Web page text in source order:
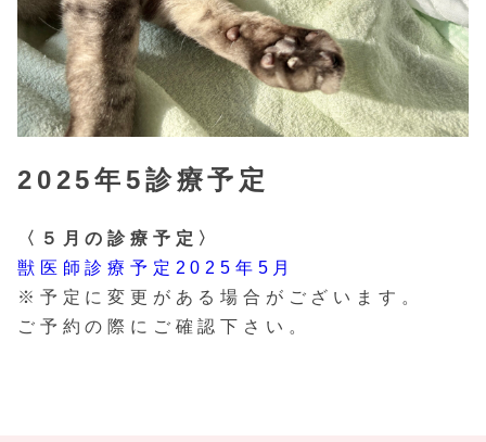
2025年5診療予定
〈５月の診療予定〉
獣医師診療予定2025年5月
※予定に変更がある場合がございます。
ご予約の際にご確認下さい。